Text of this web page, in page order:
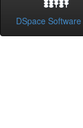
DSpace Software